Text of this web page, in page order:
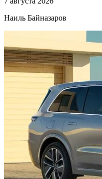
Наиль Байназаров